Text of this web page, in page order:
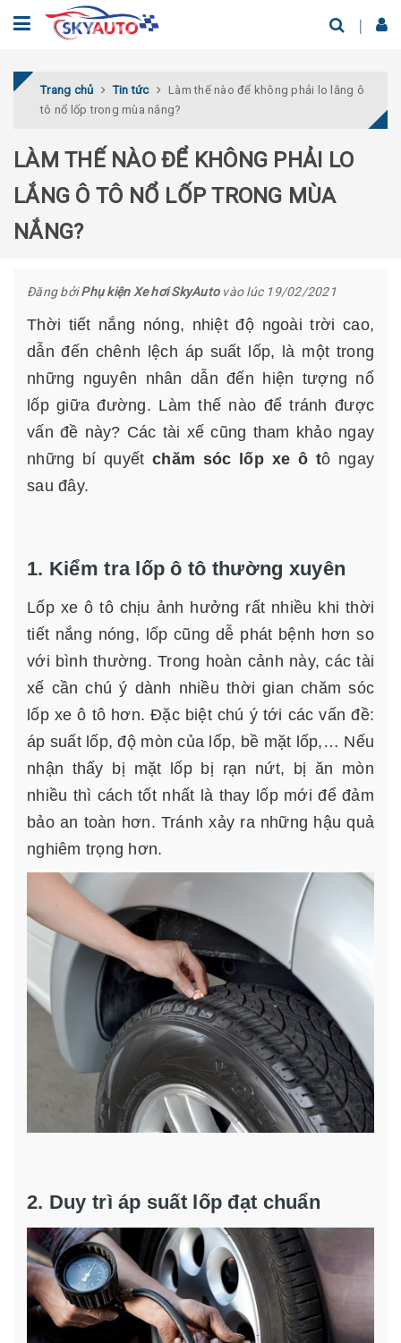
Trang chủ Tin tức
Làm thế nào để không phải lo lắng ô
tô nổ lốp trong mùa nắng?
LÀM THẾ NÀO ĐỂ KHÔNG PHẢI LO
LẮNG Ô TÔ NỔ LỐP TRONG MÙA
NẮNG?
Đăng bởiPhụ kiện Xe hơi SkyAutovào lúc 19/02/2021
Thời tiết nắng nóng, nhiệt độ ngoài trời cao,
dẫn đến chênh lệch áp suất lốp, là một trong
những nguyên nhân dẫn đến hiện tượng nổ
lốp giữa đường. Làm thế nào để tránh được
vấn đề này? Các tài xế cũng tham khảo ngay
những bí quyếtchăm sóc lốp xe ô tô ngay
sau đây.
1. Kiểm tra lốp ô tô thường xuyên
Lốp xe ô tô chịu ảnh hưởng rất nhiều khi thời
tiết nắng nóng, lốp cũng dễ phát bệnh hơn so
với bình thường. Trong hoàn cảnh này, các tài
xế cần chú ý dành nhiều thời gian chăm sóc
lốp xe ô tô hơn. Đặc biệt chú ý tới các vấn đề:
áp suất lốp, độ mòn của lốp, bề mặt lốp,… Nếu
nhận thấy bị mặt lốp bị rạn nứt, bị ăn mòn
nhiều thì cách tốt nhất là thay lốp mới để đảm
bảo an toàn hơn. Tránh xảy ra những hậu quả
nghiêm trọng hơn.
2. Duy trì áp suất lốp đạt chuẩn